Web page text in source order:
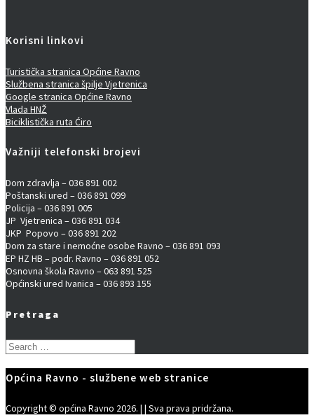
Korisni linkovi
Turistička stranica Općine Ravno
Službena stranica špilje Vjetrenica
Google stranica Općine Ravno
Vlada HNŽ
Biciklistička ruta Ćiro
Važniji telefonski brojevi
Dom zdravlja – 036 891 002
Poštanski ured – 036 891 099
Policija – 036 891 005
JP Vjetrenica – 036 891 034
JKP Popovo – 036 891 202
Dom za stare i nemoćne osobe Ravno – 036 891 093
EP HZ HB – podr. Ravno – 036 891 052
Osnovna škola Ravno – 063 891 525
Općinski ured Ivanica – 036 893 155
Pretraga
Search
for:
Općina Ravno - službene web stranice
Copyright © općina Ravno 2026. | | Sva prava pridržana.